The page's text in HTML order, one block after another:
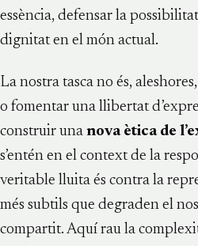
essència, defensar la
dignitat en el món actual.
La nostra tasca no és,
o fomentar una llibertat
construir una nova ètica de
s’entén en el context de la
veritable lluita és contra la
més subtils que degraden el
compartit. Aquí rau la